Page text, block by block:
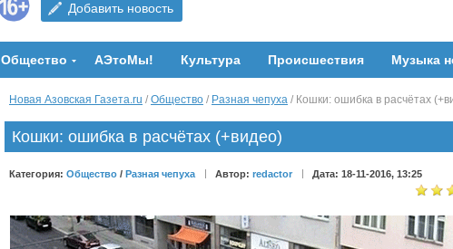
Добавить новость
Общество АЭтоМы! Культура Происшествия Музыка
Новая Азовская Газета.ru / Общество / Разная чепуха / Кошки: ошибка в расчётах
Кошки: ошибка в расчётах (+видео)
Категория: Общество / Разная чепуха Автор: redactor Дата: 18-11-2016, 13:25